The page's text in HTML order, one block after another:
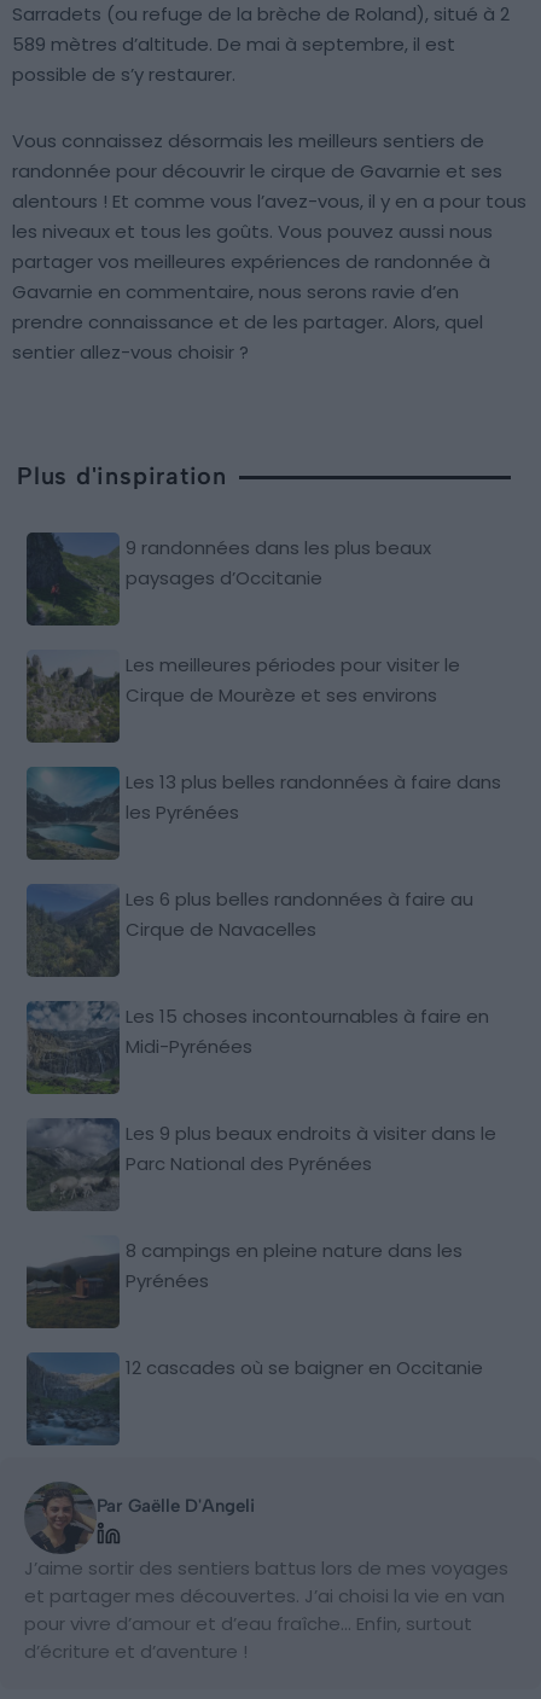
Sarradets (ou refuge de la brèche de Roland), situé à 2
589 mètres d’altitude. De mai à septembre, il est
possible de s’y restaurer.
Vous connaissez désormais les meilleurs sentiers de
randonnée pour découvrir le cirque de Gavarnie et ses
alentours ! Et comme vous l’avez-vous, il y en a pour tous
les niveaux et tous les goûts. Vous pouvez aussi nous
partager vos meilleures expériences de randonnée à
Gavarnie en commentaire, nous serons ravie d’en
prendre connaissance et de les partager. Alors, quel
sentier allez-vous choisir ?
Plus d'inspiration
9 randonnées dans les plus beaux
paysages d’Occitanie
Les meilleures périodes pour visiter le
Cirque de Mourèze et ses environs
Les 13 plus belles randonnées à faire dans
les Pyrénées
Les 6 plus belles randonnées à faire au
Cirque de Navacelles
Les 15 choses incontournables à faire en
Midi-Pyrénées
Les 9 plus beaux endroits à visiter dans le
Parc National des Pyrénées
8 campings en pleine nature dans les
Pyrénées
12 cascades où se baigner en Occitanie
Par Gaëlle D'Angeli
J’aime sortir des sentiers battus lors de mes voyages
et partager mes découvertes. J’ai choisi la vie en van
pour vivre d’amour et d’eau fraîche... Enfin, surtout
d’écriture et d’aventure !